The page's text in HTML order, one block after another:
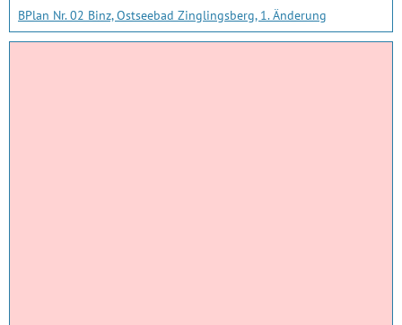
BPlan Nr. 02 Binz, Ostseebad Zinglingsberg, 1. Änderung